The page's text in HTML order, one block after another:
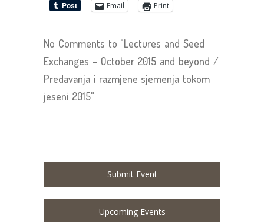
Email
Print
No Comments to "Lectures and Seed
Exchanges – October 2015 and beyond /
Predavanja i razmjene sjemenja tokom
jeseni 2015"
Submit Event
Upcoming Events